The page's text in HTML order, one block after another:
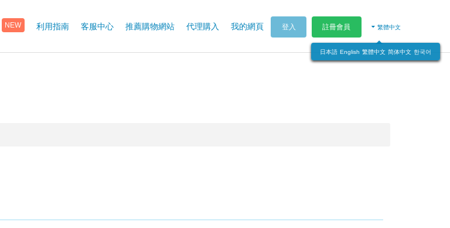
NEW 利用指南 客服中心 推薦購物網站 代理購入 我的網頁 登入 註冊會員 繁體中文
日本語 English 繁體中文 简体中文 한국어